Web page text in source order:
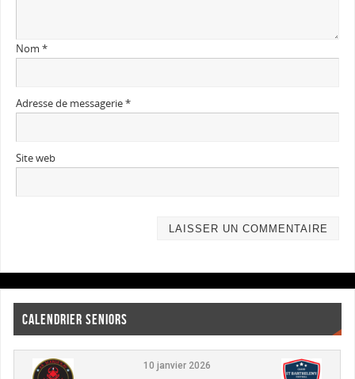
Nom *
Adresse de messagerie*
Site web
CALENDRIER SENIORS
10 janvier 2026